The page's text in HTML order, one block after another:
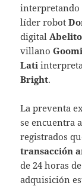
interpretando
líder robot
digital
villanoGoomi
Lati
Bright.
La preventa
se encuentra
registrados
transacción
de 24 horas
adquisición